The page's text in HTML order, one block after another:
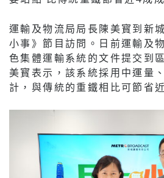
運輸及物流局局長陳美寳到新
小事》節目訪問。日前運輸及
色集體運輸系統的文件提交到
美寳表示，該系統採用中運量
計，與傳統的重鐵相比可節省